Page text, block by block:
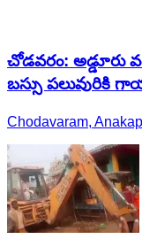
చోడవరం: అడ్డూరు
బస్సు పలువురికి
Chodavaram,